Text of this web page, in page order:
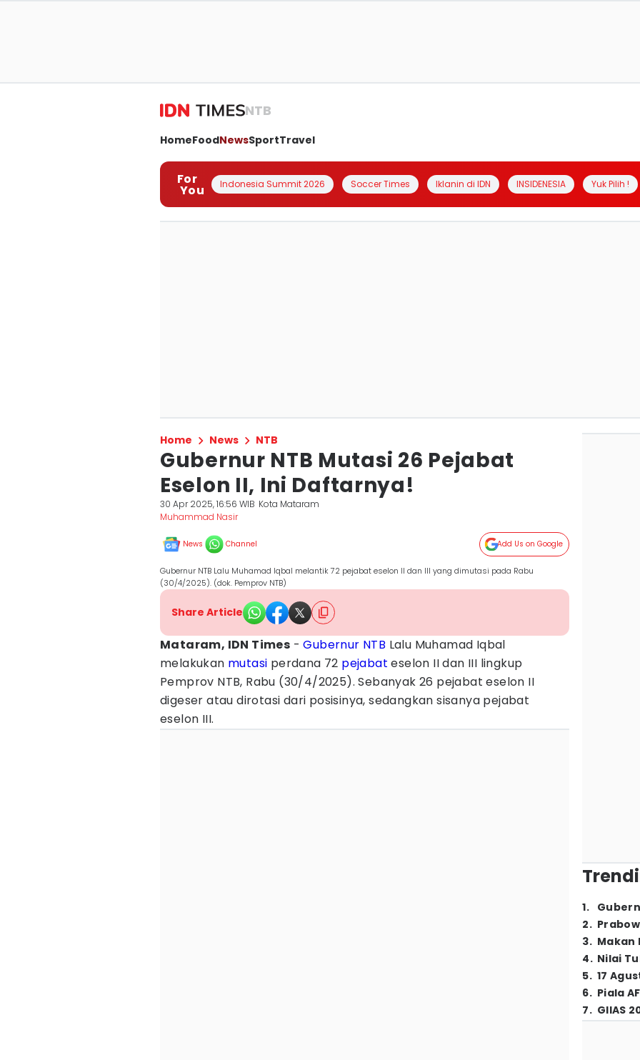
NTB
HomeFoodNewsSportTravel
For
You Indonesia Summit 2026 Soccer Times Iklanin di IDN INSIDENESIA Yuk Pilih !
Home News NTB
Gubernur NTB Mutasi 26 Pejabat
Eselon II, Ini Daftarnya!
30 Apr 2025, 16:56 WIB Kota Mataram
Muhammad Nasir
News Channel Add Us on Google
Gubernur NTB Lalu Muhamad Iqbal melantik 72 pejabat eselon II dan III yang dimutasi pada Rabu
(30/4/2025). (dok. Pemprov NTB)
Share Article
Mataram, IDN Times -Gubernur NTB Lalu Muhamad Iqbal
melakukan mutasi perdana 72 pejabat eselon II dan III lingkup
Pemprov NTB, Rabu (30/4/2025). Sebanyak 26 pejabat eselon II
digeser atau dirotasi dari posisinya, sedangkan sisanya pejabat
eselon III.
1.
2.
3. Makan
4. Nilai
5. 17
6. Piala
7. GIIAS